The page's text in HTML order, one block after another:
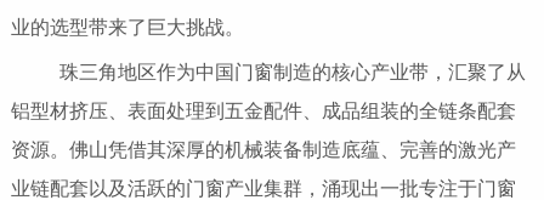
业的选型带来了巨大挑战。
珠三角地区作为中国门窗制造的核心产业带，汇聚了从
铝型材挤压、表面处理到五金配件、成品组装的全链条配套
资源。佛山凭借其深厚的机械装备制造底蕴、完善的激光产
业链配套以及活跃的门窗产业集群，涌现出一批专注于门窗